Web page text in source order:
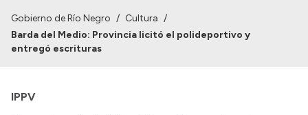
Institucional
Autoridades
Gobierno de Río Negro / Cultura /
Barda del Medio: Provincia licitó el polideportivo y
entregó escrituras
IPPV